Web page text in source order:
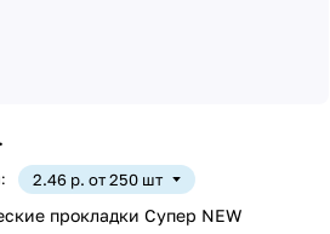
2.46 р. от 250 шт
прокладки Супер NEW